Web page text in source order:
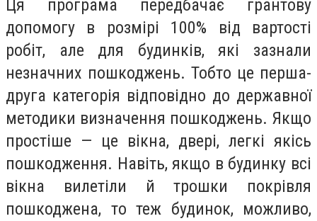
Ця програма передбачає грантову
допомогу в розмірі 100% від вартості
робіт, але для будинків, які зазнали
незначних пошкоджень. Тобто це перша-
друга категорія відповідно до державної
методики визначення пошкоджень. Якщо
простіше — це вікна, двері, легкі якісь
пошкодження. Навіть, якщо в будинку всі
вікна вилетіли й трошки покрівля
пошкоджена, то теж будинок, можливо,